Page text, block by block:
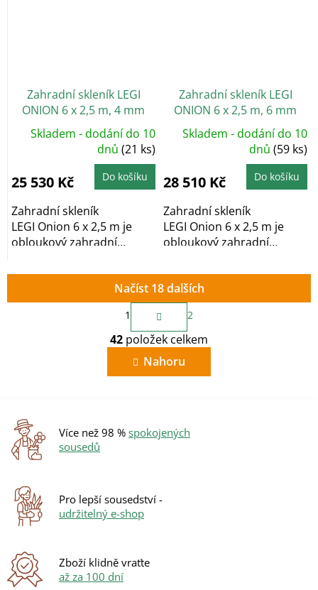
Zahradní skleník LEGI
ONION 6 x 2,5 m, 4 mm
Skladem - dodání do 10
dnů (21 ks)
25 530 Kč Do košíku
Zahradní skleník
LEGI Onion 6 x 2,5 m je
obloukový zahradní
Zahradní skleník LEGI
ONION 6 x 2,5 m, 6 mm
Skladem - dodání do 10
dnů (59 ks)
28 510 Kč Do košíku
Zahradní skleník
LEGI Onion 6 x 2,5 m je
obloukový zahradní
O
v
l
á
í
p
v
Načíst 18 dalších
S
t
r
á
n
k
o
í
1 2
42 položek celkem
Nahoru
Více než 98 % spokojených
sousedů
Pro lepší sousedství -
udržitelný e-shop
Zboží klidně vraťte
až za 100 dní